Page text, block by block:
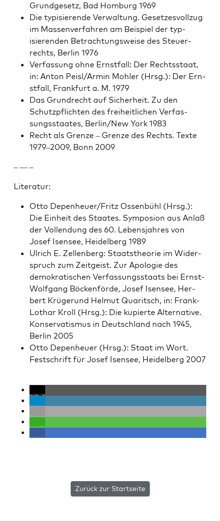
Grundge­setz, Bad Hom­burg 1969
Die typ­isierende Ver­wal­tung. Geset­zesvol­lzug
im Massen­ver­fahren am Beispiel der typ­
isieren­den Betra­ch­tungsweise des Steuer­
rechts, Berlin 1976
Ver­fas­sung ohne Ern­st­fall: Der Rechtsstaat,
in: Anton Peisl/Armin Mohler (Hrsg.): Der Ern­
st­fall, Frank­furt a. M. 1979
Das Grun­drecht auf Sicher­heit. Zu den
Schutzpflicht­en des frei­heitlichen Ver­fas­
sungsstaates, Berlin/New York 1983
Recht als Gren­ze – Gren­ze des Rechts. Texte
1979–2009, Bonn 2009
– — –
Lit­er­atur:
Otto Depenheuer/Fritz Ossen­bühl (Hrsg.):
Die Ein­heit des Staates. Sym­po­sion aus Anlaß
der Vol­len­dung des 60. Leben­s­jahres von
Josef Isensee, Hei­del­berg 1989
Ulrich E. Zel­len­berg: Staat­s­the­o­rie im Wider­
spruch zum Zeit­geist. Zur Apolo­gie des
demokratis­chen Ver­fas­sungsstaats bei Ernst-
Wolf­gang Böck­en­förde, Josef Isensee, Her­
bert Krügerund Hel­mut Quar­itsch, in: Frank-
Lothar Kroll (Hrsg.): Die kupierte Alter­na­tive.
Kon­ser­vatismus in Deutsch­land nach 1945,
Berlin 2005
Otto Depen­heuer (Hrsg.): Staat im Wort.
Festschrift für Josef Isensee, Hei­del­berg 2007
Zurück zur Startseite